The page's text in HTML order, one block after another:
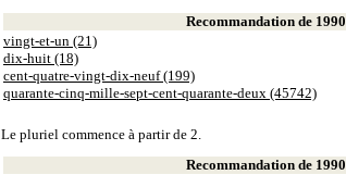
Recommandation de 1990
vingt-et-un (21)
dix-huit (18)
cent-quatre-vingt-dix-neuf (199)
quarante-cinq-mille-sept-cent-quarante-deux (45742)
Le pluriel commence à partir de 2.
Recommandation de 1990